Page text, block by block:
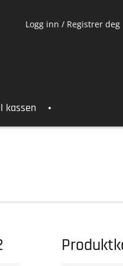
Logg inn / Registrer deg
kassen